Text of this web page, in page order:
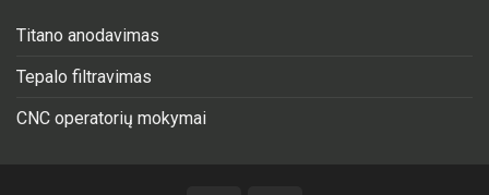
Titano anodavimas
Tepalo filtravimas
CNC operatorių mokymai